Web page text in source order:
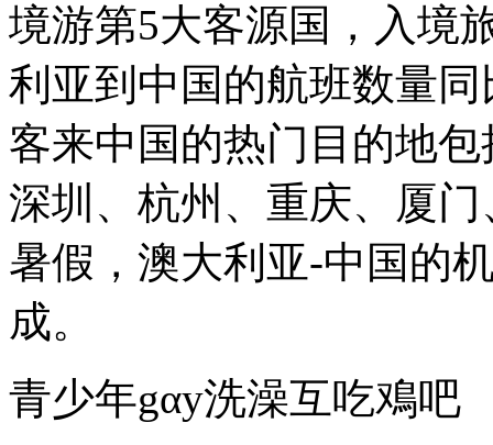
境游第5大客源国，入境
利亚到中国的航班数量
客来中国的热门目的地
深圳、杭州、重庆、厦
暑假，澳大利亚-中国的
成。
青少年gαy洗澡互吃